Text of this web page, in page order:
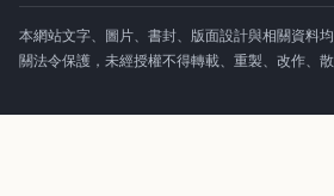
本網站文字、圖片、書封、版面設計與相關資料
關法令保護，未經授權不得轉載、重製、改作、散